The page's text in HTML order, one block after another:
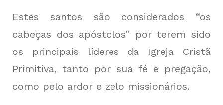
Estes santos são considerados “os
cabeças dos apóstolos” por terem sido
os principais líderes da Igreja Cristã
Primitiva, tanto por sua fé e pregação,
como pelo ardor e zelo missionários.